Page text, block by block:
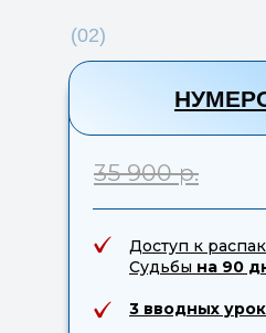
Доступ к
Судьбы на 90
3 вводных
(02)
35 900 р.